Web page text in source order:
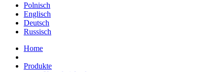
Polnisch
Englisch
Deutsch
Russisch
Home
Produkte